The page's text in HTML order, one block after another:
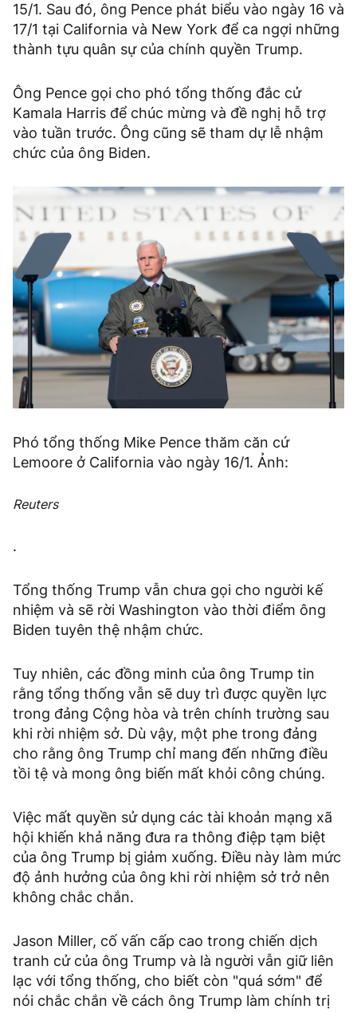
15/1. Sau đó, ông Pence phát biểu vào ngày 16 và
17/1 tại California và New York để ca ngợi những
thành tựu quân sự của chính quyền Trump.
Ông Pence gọi cho phó tổng thống đắc cử
Kamala Harris để chúc mừng và đề nghị hỗ trợ
vào tuần trước. Ông cũng sẽ tham dự lễ nhậm
chức của ông Biden.
Phó tổng thống Mike Pence thăm căn cứ
Lemoore ở California vào ngày 16/1. Ảnh:
Reuters
.
Tổng thống Trump vẫn chưa gọi cho người kế
nhiệm và sẽ rời Washington vào thời điểm ông
Biden tuyên thệ nhậm chức.
Tuy nhiên, các đồng minh của ông Trump tin
rằng tổng thống vẫn sẽ duy trì được quyền lực
trong đảng Cộng hòa và trên chính trường sau
khi rời nhiệm sở. Dù vậy, một phe trong đảng
cho rằng ông Trump chỉ mang đến những điều
tồi tệ và mong ông biến mất khỏi công chúng.
Việc mất quyền sử dụng các tài khoản mạng xã
hội khiến khả năng đưa ra thông điệp tạm biệt
của ông Trump bị giảm xuống. Điều này làm mức
độ ảnh hưởng của ông khi rời nhiệm sở trở nên
không chắc chắn.
Jason Miller, cố vấn cấp cao trong chiến dịch
tranh cử của ông Trump và là người vẫn giữ liên
lạc với tổng thống, cho biết còn "quá sớm" để
nói chắc chắn về cách ông Trump làm chính trị